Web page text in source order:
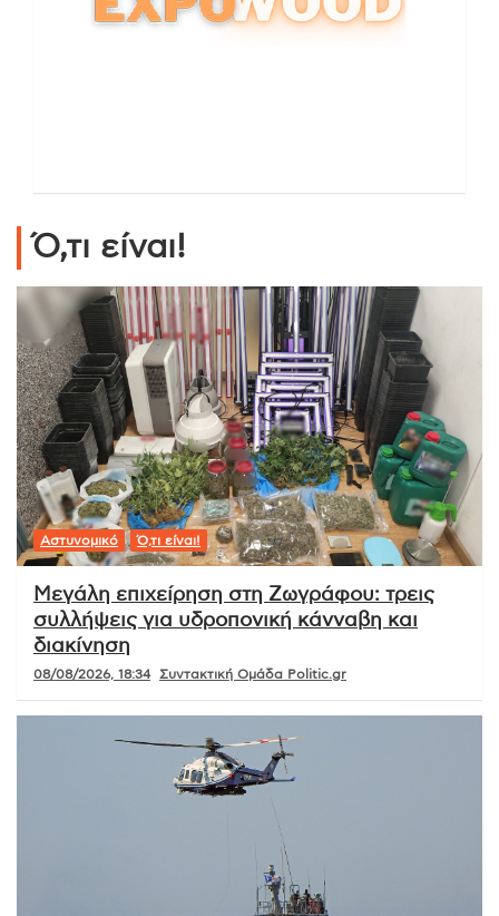
Ό,τι είναι!
Αστυνομικό Ό,τι είναι!
Μεγάλη επιχείρηση στη Ζωγράφου: τρεις
συλλήψεις για υδροπονική κάνναβη και
διακίνηση
08/08/2026, 18:34 Συντακτική Ομάδα Politic.gr